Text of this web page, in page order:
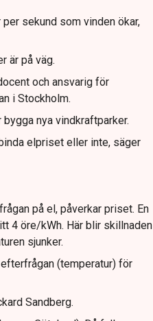
sekund som vinden ökar,
är på väg.
och ansvarig för
i Stockholm.
nya vindkraftparker.
elpriset eller inte, säger
på el, påverkar priset. En
4 öre/kWh. Här blir skillnaden
sjunker.
(temperatur) för
Sandberg.